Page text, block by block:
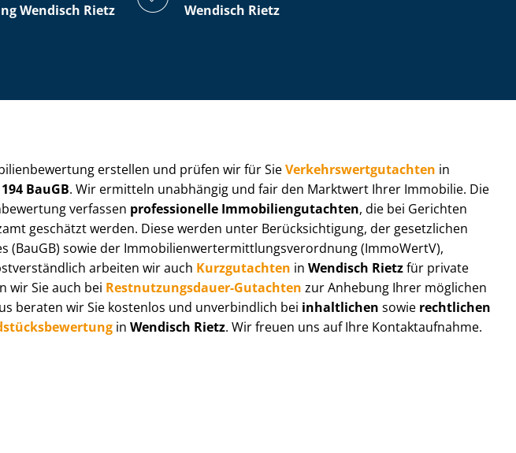
Wendisch Rietz
Wendisch Rietz
erstellen und prüfen wir für SieVer­kehrs­wert­gut­ach­ten in
BauGB. Wir ermitteln unabhängig und fair den Marktwert Ihrer Immobilie. Die
verfassen professionelle Im­mo­bi­li­en­gut­ach­ten, die bei Gerichten
geschätzt werden. Diese werden unter Be­rück­sich­ti­gung, der gesetzlichen
(BauGB) sowie der Im­mo­bi­li­en­wert­ermitt­lungs­ver­ord­nung (ImmoWertV),
arbeiten wir auch Kurzgutachten in Wendisch Rietzfür private
wir Sie auch bei Rest­nut­zungs­dau­er-Gutachten zur Anhebung Ihrer möglichen
beraten wir Sie kostenlos und unverbindlich bei inhaltlichen sowie rechtlichen
inWendisch Rietz. Wir freuen uns auf Ihre Kontaktaufnahme.